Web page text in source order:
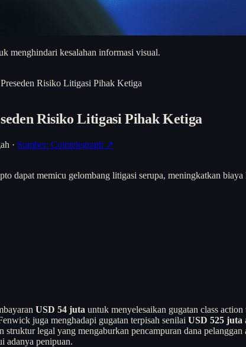
menghindari kesalahan informasi visual.
Risiko Litigasi Pihak Ketiga
Risiko Litigasi Pihak Ketiga
· Sumber: Cointelegraph ↗
dapat memicu gelombang litigasi serupa, meningkatkan
USD 54 juta untuk menyelesaikan gugatan class
juga menghadapi gugatan terpisah senilai USD 525 juta
legal yang mengaburkan pencampuran dana
adanya penipuan.